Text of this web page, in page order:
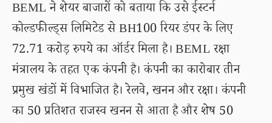
BEML ने शेयर बाजारों को बताया कि उसे ईस्टर्न
कोल्डफील्ड्स लिमिटेड से BH100 रियर डंपर के लिए
72.71 करोड़ रुपये का ऑर्डर मिला है। BEML रक्षा
मंत्रालय के तहत एक कंपनी है। कंपनी का कारोबार तीन
प्रमुख खंडों में विभाजित है। रेलवे, खनन और रक्षा। कंपनी
का 50 प्रतिशत राजस्व खनन से आता है और शेष 50